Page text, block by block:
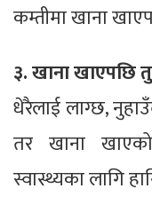
कम्तीमा खाना
३. खाना खाएपछि
धेरैलाई लाग्छ,
तर खाना
स्वास्थ्यका लागि